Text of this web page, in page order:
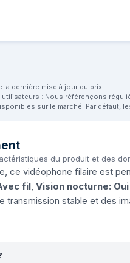
la dernière mise à jour du prix
utilisateurs : Nous référençons
sur le marché. Par défaut,
du produit et des
ce vidéophone filaire est
fil Vision nocturne: Oui
transmission stable et des